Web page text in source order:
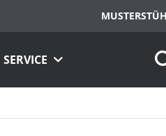
SERVICE